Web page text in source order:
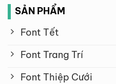
SẢN PHẨM
Font Tết
Font Trang Trí
Font Thiệp Cưới